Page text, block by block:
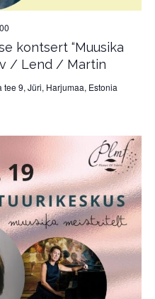
kontsert “Muusika
/ Lend / Martin
tee 9, Jüri, Harjumaa, Estonia